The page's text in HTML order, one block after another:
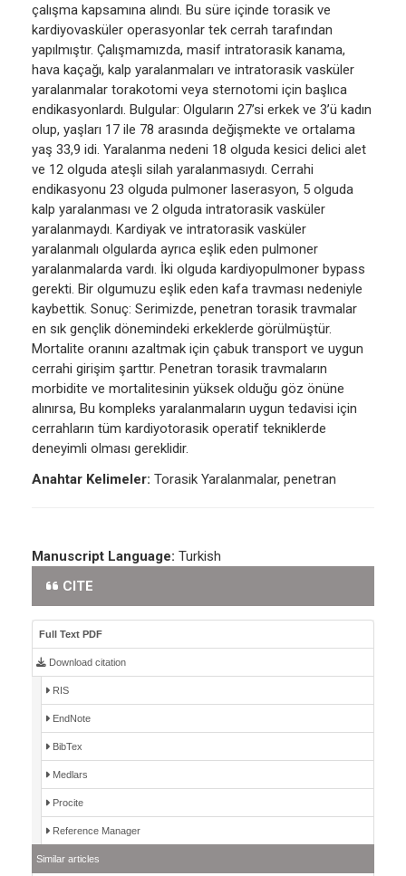
çalışma kapsamına alındı. Bu süre içinde torasik ve
kardiyovasküler operasyonlar tek cerrah tarafından
yapılmıştır. Çalışmamızda, masif intratorasik kanama,
hava kaçağı, kalp yaralanmaları ve intratorasik vasküler
yaralanmalar torakotomi veya sternotomi için başlıca
endikasyonlardı. Bulgular: Olguların 27’si erkek ve 3’ü kadın
olup, yaşları 17 ile 78 arasında değişmekte ve ortalama
yaş 33,9 idi. Yaralanma nedeni 18 olguda kesici delici alet
ve 12 olguda ateşli silah yaralanmasıydı. Cerrahi
endikasyonu 23 olguda pulmoner laserasyon, 5 olguda
kalp yaralanması ve 2 olguda intratorasik vasküler
yaralanmaydı. Kardiyak ve intratorasik vasküler
yaralanmalı olgularda ayrıca eşlik eden pulmoner
yaralanmalarda vardı. İki olguda kardiyopulmoner bypass
gerekti. Bir olgumuzu eşlik eden kafa travması nedeniyle
kaybettik. Sonuç: Serimizde, penetran torasik travmalar
en sık gençlik dönemindeki erkeklerde görülmüştür.
Mortalite oranını azaltmak için çabuk transport ve uygun
cerrahi girişim şarttır. Penetran torasik travmaların
morbidite ve mortalitesinin yüksek olduğu göz önüne
alınırsa, Bu kompleks yaralanmaların uygun tedavisi için
cerrahların tüm kardiyotorasik operatif tekniklerde
deneyimli olması gereklidir.
Anahtar Kelimeler: Torasik Yaralanmalar, penetran
Manuscript Language: Turkish
CITE
Full Text PDF
Download citation
RIS
EndNote
BibTex
Medlars
Procite
Reference Manager
Similar articles